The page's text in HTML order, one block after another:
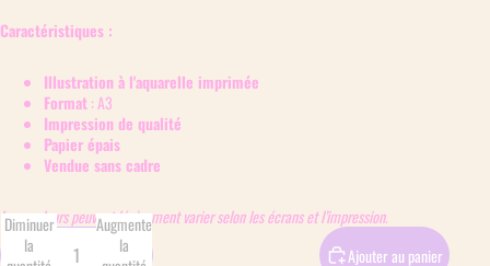
Caractéristiques :
Illustration à l'aquarelle imprimée
Format: A3
Impression de qualité
Papier épais
Vendue sans cadre
Les couleurs peuvent légèrement varier selon les écrans et l’impression.
Diminuer
la
Augmenter
la
Ajouter au panier